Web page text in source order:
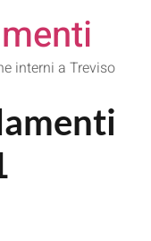
interni a Treviso